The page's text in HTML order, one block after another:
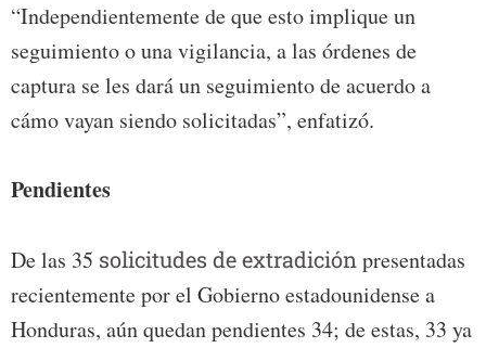
“Independientemente de que esto implique un
seguimiento o una vigilancia, a las órdenes de
captura se les dará un seguimiento de acuerdo a
cámo vayan siendo solicitadas”, enfatizó.
Pendientes
De las 35 solicitudes de extradiciónpresentadas
recientemente por el Gobierno estadounidense a
Honduras, aún quedan pendientes 34; de estas, 33 ya